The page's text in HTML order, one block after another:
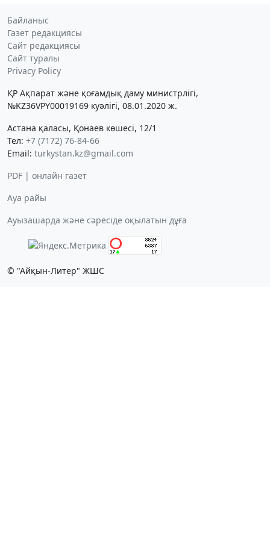
Байланыс
Газет редакциясы
Сайт редакциясы
Сайт туралы
Privacy Policy
ҚР Ақпарат және қоғамдық даму министрлігі,
№KZ36VPY00019169 куәлігі, 08.01.2020 ж.
Астана қаласы, Қонаев көшесі, 12/1
Тел: +7 (7172) 76-84-66
Email: turkystan.kz@gmail.com
PDF | онлайн газет
Ауа райы
Ауызашарда және сәресіде оқылатын дұға
© "Айқын-Литер" ЖШС